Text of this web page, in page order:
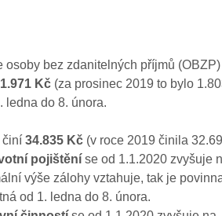
osoby bez zdanitelných příjmů (OBZP)
1.971 Kč (za prosinec 2019 to bylo
ledna do 8. února.
činí 34.835 Kč (v roce 2019 činila
pojištění se od 1.1.2020 zvyšuje
výše zálohy vztahuje, tak je
od 1. ledna do 8. února.